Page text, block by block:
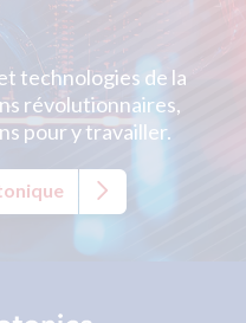
technologies de la
révolutionnaires,
pour y travailler.